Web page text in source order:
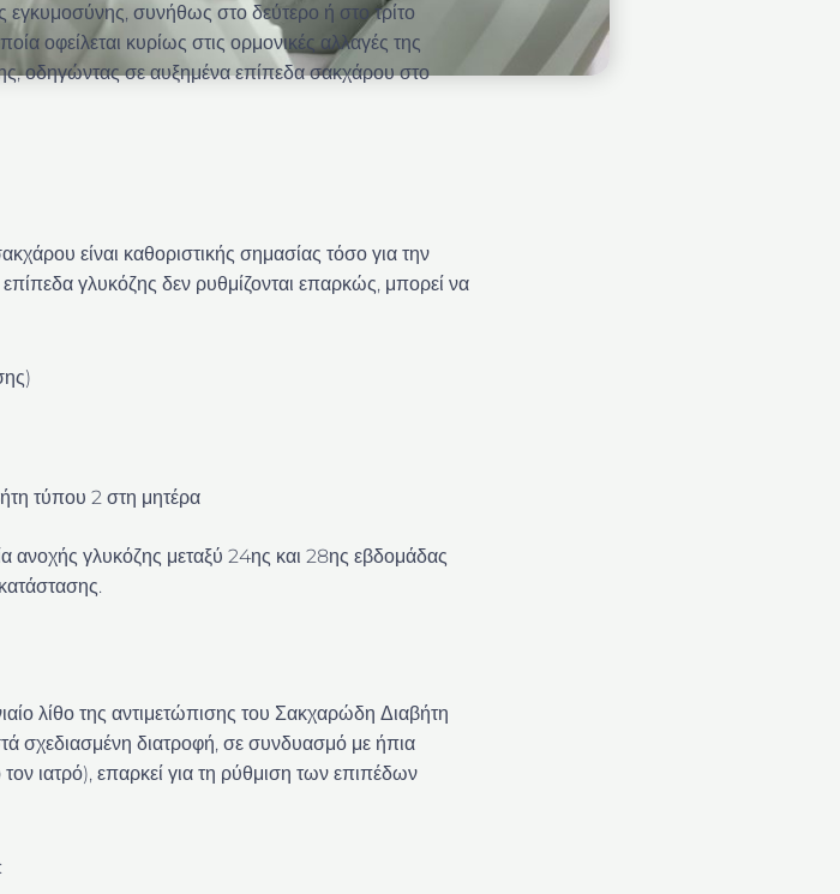
εγκυμοσύνης, συνήθως στο δεύτερο ή στο τρίτο
οφείλεται κυρίως στις ορμονικές αλλαγές της
οδηγώντας σε αυξημένα επίπεδα σακχάρου στο
είναι καθοριστικής σημασίας τόσο για την
γλυκόζης δεν ρυθμίζονται επαρκώς, μπορεί να
τύπου 2 στη μητέρα
ανοχής γλυκόζης μεταξύ 24ης και 28ης εβδομάδας
λίθο της αντιμετώπισης του Σακχαρώδη Διαβήτη
σχεδιασμένη διατροφή, σε συνδυασμό με ήπια
ιατρό), επαρκεί για τη ρύθμιση των επιπέδων